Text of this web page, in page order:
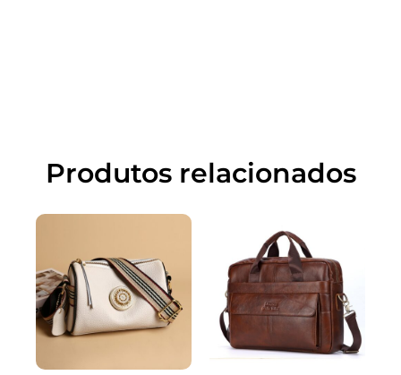
Produtos relacionados